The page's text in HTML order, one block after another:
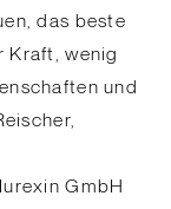
das beste
Kraft, wenig
und
GmbH